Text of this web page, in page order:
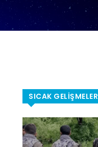
SICAK GELIŞMELER